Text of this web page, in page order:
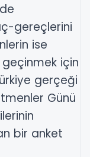
gereçlerini
ise
geçinmek için
gerçeği
Günü
bir anket